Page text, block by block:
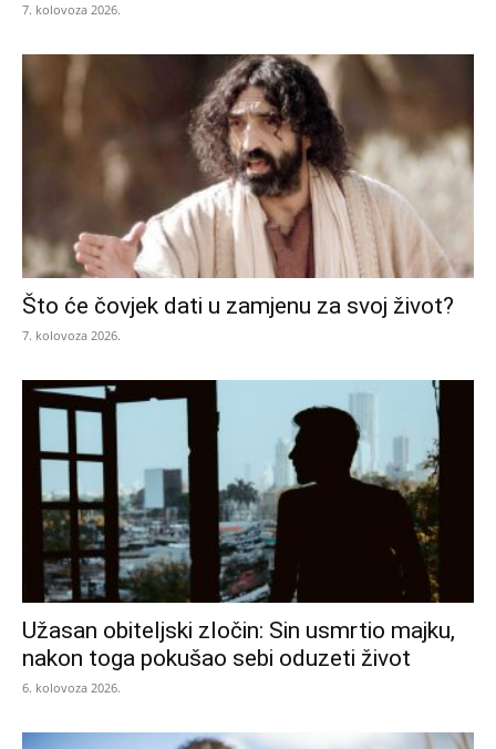
7. kolovoza 2026.
Što će čovjek dati u zamjenu za svoj život?
7. kolovoza 2026.
Užasan obiteljski zločin: Sin usmrtio majku,
nakon toga pokušao sebi oduzeti život
6. kolovoza 2026.